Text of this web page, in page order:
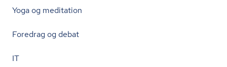
Yoga og meditation
Foredrag og debat
IT